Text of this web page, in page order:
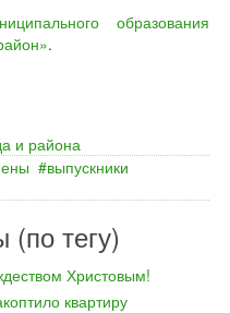
образования
.
и района
выпускники
тегу)
Христовым!
квартиру